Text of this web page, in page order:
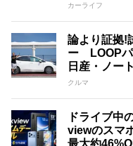
カーライフ
論より証拠!
ー LOOPパ
日産・ノー
クルマ
ドライブ中
viewのスマ
最大約